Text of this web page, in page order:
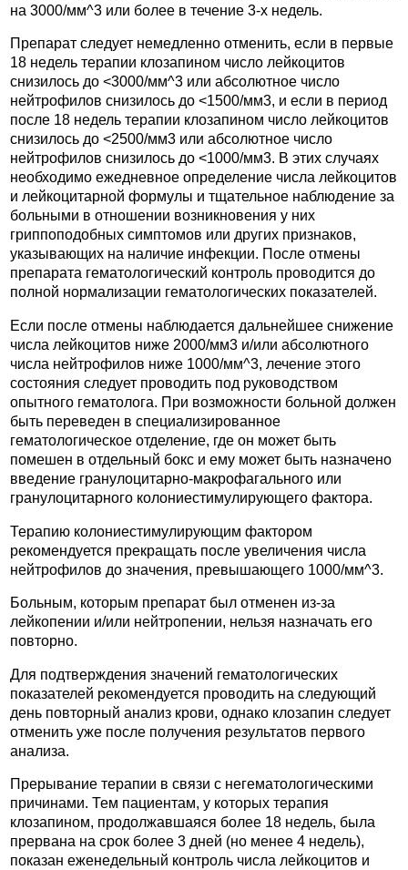
на 3000/мм^3 или более в течение 3-х недель.
Препарат следует немедленно отменить, если в первые
18 недель терапии клозапином число лейкоцитов
снизилось до <3000/мм^3 или абсолютное число
нейтрофилов снизилось до <1500/мм3, и если в период
после 18 недель терапии клозапином число лейкоцитов
снизилось до <2500/мм3 или абсолютное число
нейтрофилов снизилось до <1000/мм3. В этих случаях
необходимо ежедневное определение числа лейкоцитов
и лейкоцитарной формулы и тщательное наблюдение за
больными в отношении возникновения у них
гриппоподобных симптомов или других признаков,
указывающих на наличие инфекции. После отмены
препарата гематологический контроль проводится до
полной нормализации гематологических показателей.
Если после отмены наблюдается дальнейшее снижение
числа лейкоцитов ниже 2000/мм3 и/или абсолютного
числа нейтрофилов ниже 1000/мм^3, лечение этого
состояния следует проводить под руководством
опытного гематолога. При возможности больной должен
быть переведен в специализированное
гематологическое отделение, где он может быть
помешен в отдельный бокс и ему может быть назначено
введение гранулоцитарно-макрофагального или
гранулоцитарного колониестимулирующего фактора.
Терапию колониестимулирующим фактором
рекомендуется прекращать после увеличения числа
нейтрофилов до значения, превышающего 1000/мм^3.
Больным, которым препарат был отменен из-за
лейкопении и/или нейтропении, нельзя назначать его
повторно.
Для подтверждения значений гематологических
показателей рекомендуется проводить на следующий
день повторный анализ крови, однако клозапин следует
отменить уже после получения результатов первого
анализа.
Прерывание терапии в связи с негематологическими
причинами. Тем пациентам, у которых терапия
клозапином, продолжавшаяся более 18 недель, была
прервана на срок более 3 дней (но менее 4 недель),
показан еженедельный контроль числа лейкоцитов и